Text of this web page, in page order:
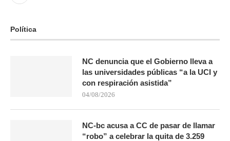
Política
NC denuncia que el Gobierno lleva a
las universidades públicas “a la UCI y
con respiración asistida”
04/08/2026
NC-bc acusa a CC de pasar de llamar
“robo” a celebrar la quita de 3.259